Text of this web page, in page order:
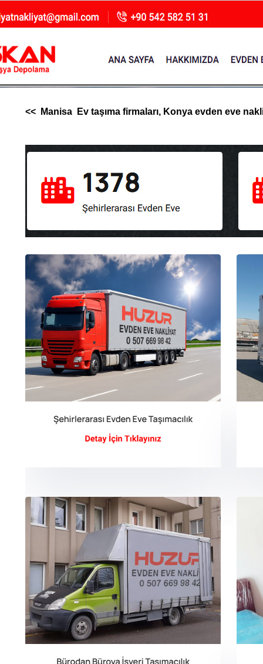
<< Manisa Ev taşıma firmaları, Konya evden eve